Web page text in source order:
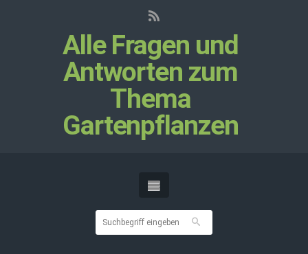
Alle Fragen und
Antworten zum
Thema
Gartenpflanzen